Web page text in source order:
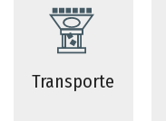
Transporte